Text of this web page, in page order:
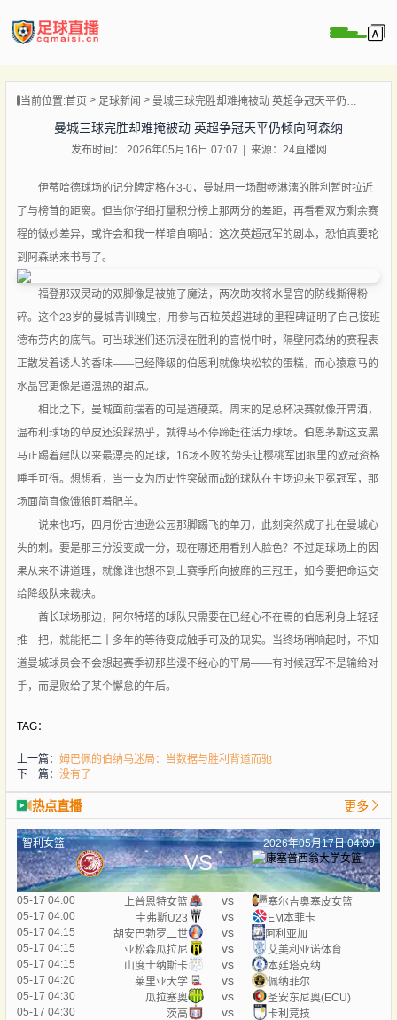
播当前位置:首页 足球新闻 曼城三球完胜却难掩被动 英超争冠天平仍倾向阿森纳
曼城三球完胜却难掩被动 英超争冠天平仍倾向阿森纳
发布时间： 2026年05月16日 07:07 来源：24直播网
伊蒂哈德球场的记分牌定格在3-0，曼城用一场酣畅淋漓的胜利暂时拉近
了与榜首的距离。但当你仔细打量积分榜上那两分的差距，再看看双方剩余赛
程的微妙差异，或许会和我一样暗自嘀咕：这次英超冠军的剧本，恐怕真要轮
到阿森纳来书写了。
福登那双灵动的双脚像是被施了魔法，两次助攻将水晶宫的防线撕得粉
碎。这个23岁的曼城青训瑰宝，用参与百粒英超进球的里程碑证明了自己接班
德布劳内的底气。可当球迷们还沉浸在胜利的喜悦中时，隔壁阿森纳的赛程表
正散发着诱人的香味——已经降级的伯恩利就像块松软的蛋糕，而心猿意马的
水晶宫更像是道温热的甜点。
相比之下，曼城面前摆着的可是道硬菜。周末的足总杯决赛就像开胃酒，
温布利球场的草皮还没踩热乎，就得马不停蹄赶往活力球场。伯恩茅斯这支黑
马正踢着建队以来最漂亮的足球，16场不败的势头让樱桃军团眼里的欧冠资格
唾手可得。想想看，当一支为历史性突破而战的球队在主场迎来卫冕冠军，那
场面简直像饿狼盯着肥羊。
说来也巧，四月份古迪逊公园那脚踢飞的单刀，此刻突然成了扎在曼城心
头的刺。要是那三分没变成一分，现在哪还用看别人脸色？不过足球场上的因
果从来不讲道理，就像谁也想不到上赛季所向披靡的三冠王，如今要把命运交
给降级队来裁决。
酋长球场那边，阿尔特塔的球队只需要在已经心不在焉的伯恩利身上轻轻
推一把，就能把二十多年的等待变成触手可及的现实。当终场哨响起时，不知
道曼城球员会不会想起赛季初那些漫不经心的平局——有时候冠军不是输给对
手，而是败给了某个懈怠的午后。
TAG：
上一篇： 姆巴佩的伯纳乌迷局：当数据与胜利背道而驰
下一篇： 没有了
热点直播 更多
智利女篮 2026年05月17日 04:00
VS
05-17 04:00 上普恩特女篮 vs
塞尔吉奥塞皮女篮
05-17 04:00
圭弗斯U23 vs
EM本菲卡
05-17 04:15
胡安巴勃罗二世 vs
阿利亚加
05-17 04:15
亚松森瓜拉尼 vs
艾美利亚诺体育
05-17 04:15
山度士纳斯卡 vs
本廷塔克纳
05-17 04:20
莱里亚大学 vs
佩纳菲尔
05-17 04:30
瓜拉塞奥 vs
圣安东尼奥(ECU)
05-17 04:30
茨高 vs
卡利竞技